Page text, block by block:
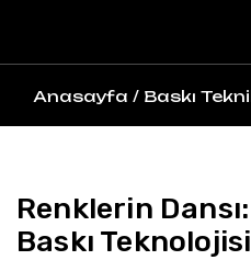
Anasayfa / Baskı
Renklerin
Baskı Teknolojisi